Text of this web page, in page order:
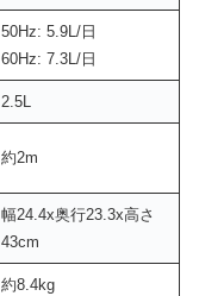
50Hz: 5.9L/日
60Hz: 7.3L/日
2.5L
約2m
幅24.4x奥行23.3x高さ
43cm
約8.4kg